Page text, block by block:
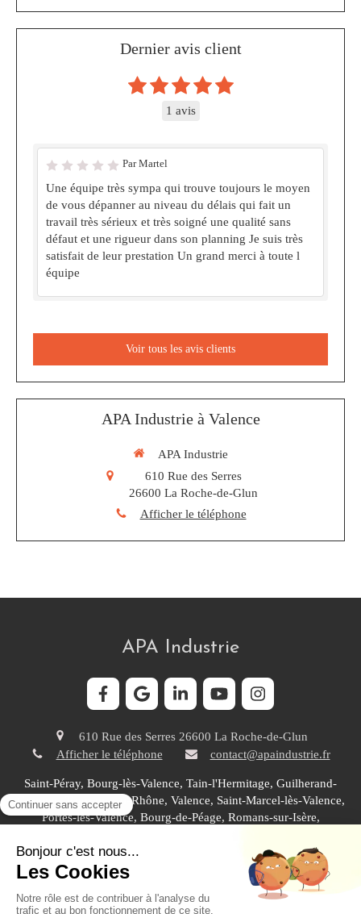
Dernier avis client
1 avis
Par Martel
Une équipe très sympa qui trouve toujours le moyen
de vous dépanner au niveau du délais qui fait un
travail très sérieux et très soigné une qualité sans
défaut et une rigueur dans son planning Je suis très
satisfait de leur prestation Un grand merci à toute l
équipe
Voir tous les avis clients
APA Industrie à Valence
APA Industrie
610 Rue des Serres
26600 La Roche-de-Glun
Afficher le téléphone
APA Industrie
610 Rue des Serres 26600 La Roche-de-Glun
Afficher le téléphone
contact@apaindustrie.fr
Saint-Péray, Bourg-lès-Valence, Tain-l'Hermitage, Guilherand-
Granges, Tournon-sur-Rhône, Valence, Saint-Marcel-lès-Valence,
Portes-lès-Valence, Bourg-de-Péage, Romans-sur-Isère,
Annonay, Salaise-sur-Sanne, Sarras, Saint Vallier, Montélimar
Plan du site